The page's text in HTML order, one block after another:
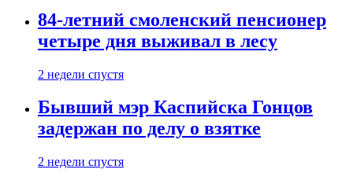
84-летний смоленский пенсионер
четыре дня выживал в лесу
2 недели спустя
Бывший мэр Каспийска Гонцов
задержан по делу о взятке
2 недели спустя